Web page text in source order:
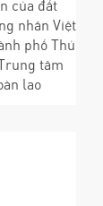
của đất
nhân Việt
phố Thủ
tâm
lao